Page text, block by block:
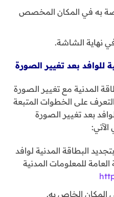
به في المكان المخصص
نهاية الشاشة.
للوافد بعد تغيير الصورة
المدنية مع تغيير الصورة
على الخطوات المتبعة
بعد تغيير الصورة
البطاقة المدنية لوافد
للمعلومات المدنية
المكان الخاص به.